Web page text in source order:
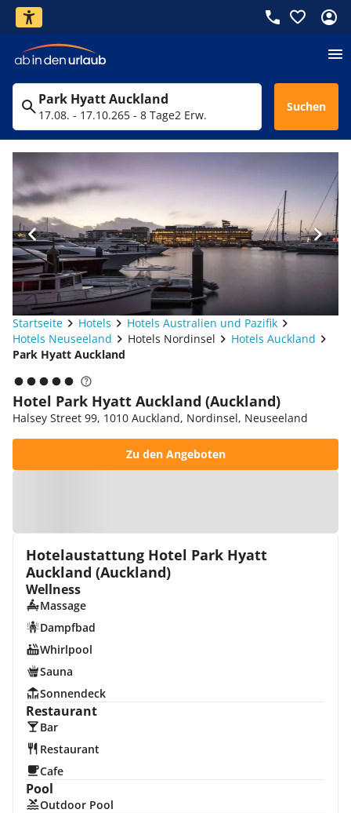
Park Hyatt Auckland
17.08. - 17.10.265 - 8 Tage2 Erw.
Suchen
Startseite Hotels
Hotels Australien und Pazifik
Hotels Neuseeland
Hotels Nordinsel
Hotels Auckland
Park Hyatt Auckland
Hotel Park Hyatt Auckland (Auckland)
Halsey Street 99, 1010 Auckland, Nordinsel, Neuseeland
Zu den Angeboten
Hotelaustattung Hotel Park Hyatt
Auckland (Auckland)
Wellness
Massage
Dampfbad
Whirlpool
Sauna
Sonnendeck
Restaurant
Bar
Restaurant
Cafe
Pool
Outdoor Pool